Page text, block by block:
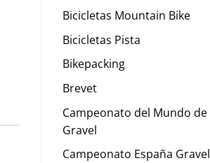
Bicicletas Mountain Bike
Bicicletas Pista
Bikepacking
Brevet
Campeonato del Mundo de
Gravel
Campeonato España Gravel